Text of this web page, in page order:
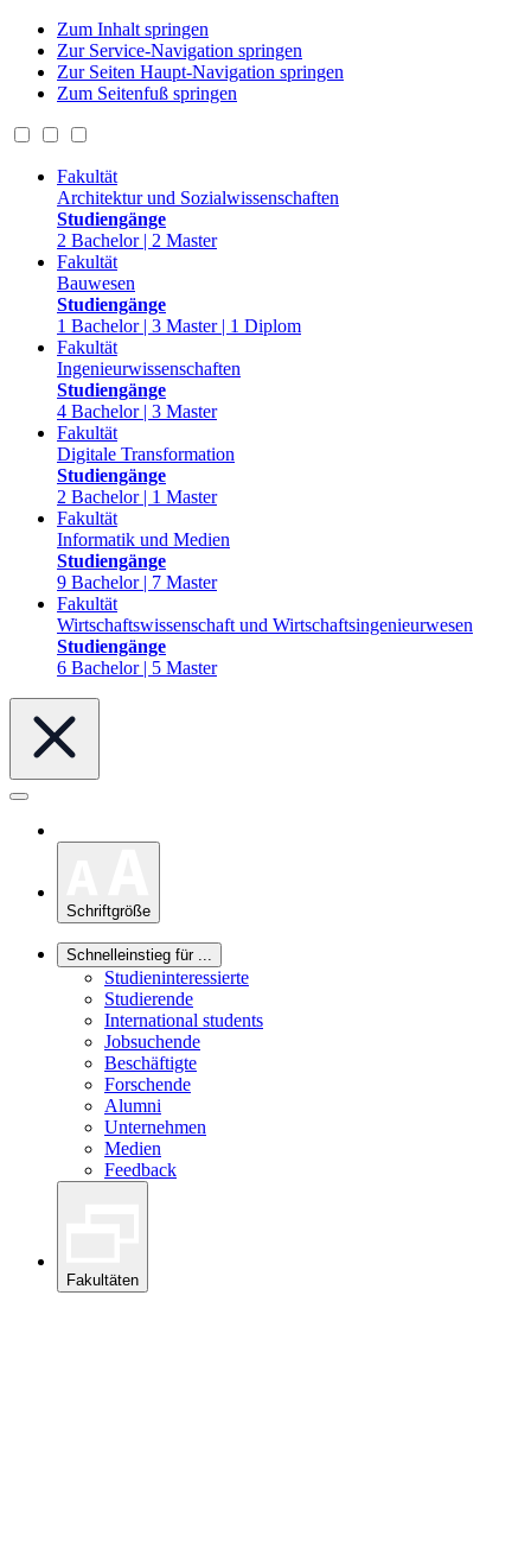
Zum Inhalt springen
Zur Service-Navigation springen
Zur Seiten Haupt-Navigation springen
Zum Seitenfuß springen
Fakultät
Architektur und Sozialwissenschaften
Studiengänge
2 Bachelor | 2 Master
Fakultät
Bauwesen
Studiengänge
1 Bachelor | 3 Master | 1 Diplom
Fakultät
Ingenieurwissenschaften
Studiengänge
4 Bachelor | 3 Master
Fakultät
Digitale Transformation
Studiengänge
2 Bachelor | 1 Master
Fakultät
Informatik und Medien
Studiengänge
9 Bachelor | 7 Master
Fakultät
Wirtschaftswissenschaft und Wirtschaftsingenieurwesen
Studiengänge
6 Bachelor | 5 Master
Schriftgröße
Schnelleinstieg für ...
Studieninteressierte
Studierende
International students
Jobsuchende
Beschäftigte
Forschende
Alumni
Unternehmen
Medien
Feedback
Fakultäten